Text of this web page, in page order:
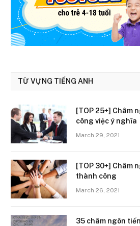
TỪ VỰNG TIẾNG ANH
[TOP 25+] Châm
công việc ý nghĩa
March 29, 2021
[TOP 30+] Châm
thành công
March 26, 2021
35 châm ngôn